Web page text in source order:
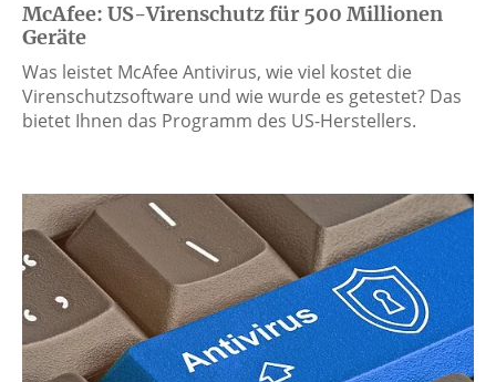
McAfee: US-Virenschutz für 500 Millionen
Geräte
Was leistet McAfee Antivirus, wie viel kostet die
Virenschutzsoftware und wie wurde es getestet? Das
bietet Ihnen das Programm des US-Herstellers.